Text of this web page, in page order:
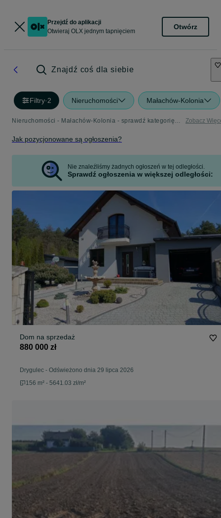
Przejdź do aplikacji
Otwieraj OLX jednym tapnięciem
Otwórz
Znajdź coś dla siebie
Filtry·2 Nieruchomości Małachów-Kolonia
Nieruchomości - Małachów-Kolonia - sprawdź kategorię Nieruchomości Zobacz
Jak pozycjonowane są ogłoszenia?
Nie znaleźliśmy żadnych ogłoszeń w tej odległości.
Sprawdź ogłoszenia w większej odległości:
Dom na sprzedaż
880 000 zł
Drygulec - Odświeżono dnia 29 lipca 2026
156 m² - 5641.03 zł/m²